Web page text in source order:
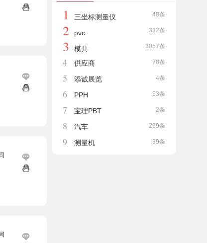
48条
1 三坐标测量仪
332条
2 pvc
3057条
3 模具
78条
4 供应商
4条
5 添诚展览
53条
6 PPH
2条
7 宝理PBT
299条
8 汽车
39条
9 测量机